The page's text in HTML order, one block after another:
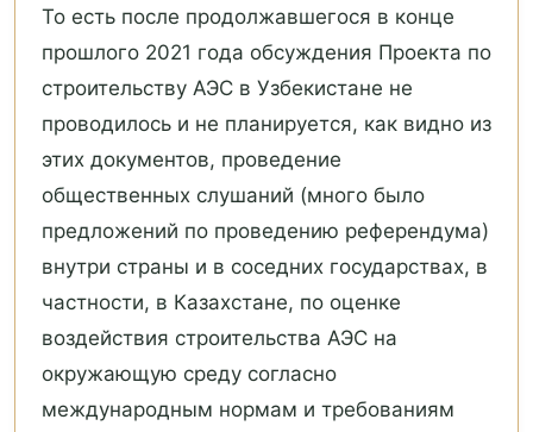
То есть после продолжавшегося в конце
прошлого 2021 года обсуждения Проекта по
строительству АЭС в Узбекистане не
проводилось и не планируется, как видно из
этих документов, проведение
общественных слушаний (много было
предложений по проведению референдума)
внутри страны и в соседних государствах, в
частности, в Казахстане, по оценке
воздействия строительства АЭС на
окружающую среду согласно
международным нормам и требованиям